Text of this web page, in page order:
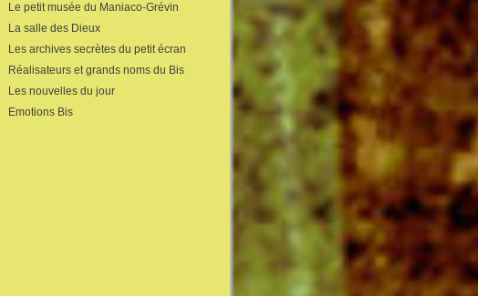
Le petit musée du Maniaco-Grévin
La salle des Dieux
Les archives secrètes du petit écran
Réalisateurs et grands noms du Bis
Les nouvelles du jour
Emotions Bis